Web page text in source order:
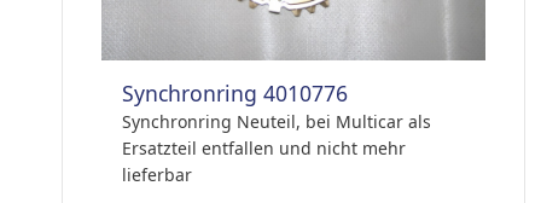
Synchronring 4010776
Synchronring Neuteil, bei Multicar als
Ersatzteil entfallen und nicht mehr
lieferbar